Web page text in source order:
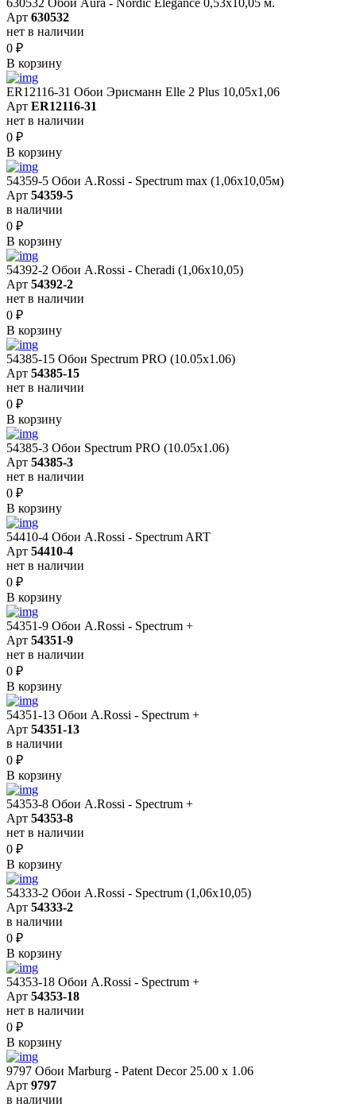
Арт 630532
нет в наличии
0 ₽
В корзину
ER12116-31 Обои Эрисманн Elle 2 Plus 10,05x1,06
Арт ER12116-31
нет в наличии
0 ₽
В корзину
54359-5 Обои A.Rossi - Spectrum max (1,06x10,05м)
Арт 54359-5
в наличии
0 ₽
В корзину
54392-2 Обои A.Rossi - Cheradi (1,06x10,05)
Арт 54392-2
нет в наличии
0 ₽
В корзину
54385-15 Обои Spectrum PRO (10.05х1.06)
Арт 54385-15
нет в наличии
0 ₽
В корзину
54385-3 Обои Spectrum PRO (10.05х1.06)
Арт 54385-3
нет в наличии
0 ₽
В корзину
54410-4 Обои A.Rossi - Spectrum ART
Арт 54410-4
нет в наличии
0 ₽
В корзину
54351-9 Обои A.Rossi - Spectrum +
Арт 54351-9
нет в наличии
0 ₽
В корзину
54351-13 Обои A.Rossi - Spectrum +
Арт 54351-13
в наличии
0 ₽
В корзину
54353-8 Обои A.Rossi - Spectrum +
Арт 54353-8
нет в наличии
0 ₽
В корзину
54333-2 Обои A.Rossi - Spectrum (1,06x10,05)
Арт 54333-2
в наличии
0 ₽
В корзину
54353-18 Обои A.Rossi - Spectrum +
Арт 54353-18
нет в наличии
0 ₽
В корзину
9797 Обои Marburg - Patent Decor 25.00 х 1.06
Арт 9797
в наличии